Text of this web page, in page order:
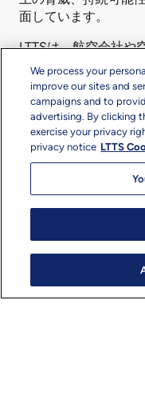
面しています。
LTTSは、航空会社や
ジェント・エンジニ
体験を向上させるこ
滑化するスマート空
のサイロ化を解消し
タル航空プラットフ
ニアリング・インテ
事業内容
We process your
improve our sites and
campaigns and to
advertising. By clicking
exercise your privacy
privacy notice LTTS